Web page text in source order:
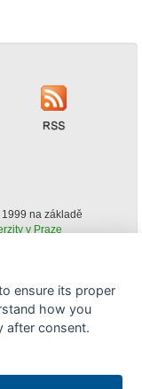
na základě
v Praze
je možné
zdroje v podobě
ensure its proper
how you
after consent.